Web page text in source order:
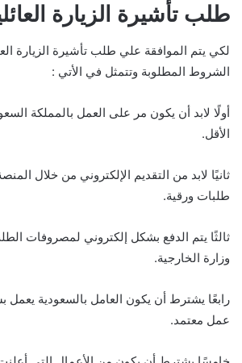
طلب تأشيرة الزيارة
لكي يتم الموافقة علي طلب تأشيرة الزيارة
الشروط المطلوبة وتتمثل في الأتي :
الأقل.
ثانيًا لابد من التقديم الإلكتروني من خلال
طلبات ورقية.
ثالثًا يتم الدفع بشكل إلكتروني لمصروفات
وزارة الخارجية.
رابعًا يشترط أن يكون العامل بالسعودية
عمل معتمد.